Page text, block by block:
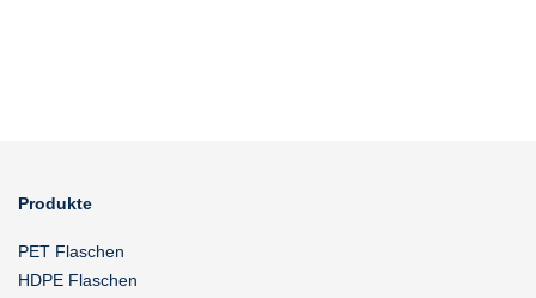
Produkte
PET Flaschen
HDPE Flaschen